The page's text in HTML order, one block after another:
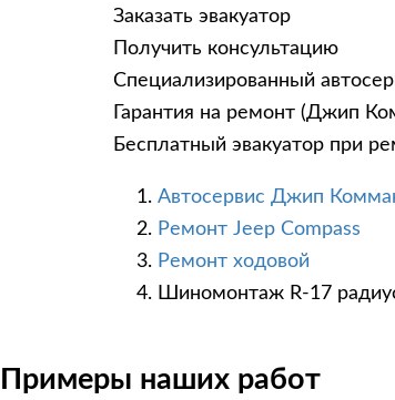
Заказать эвакуатор
Получить консультацию
Специализированный
Гарантия на ремонт (Джип
Бесплатный эвакуатор при
Автосервис Джип
Ремонт Jeep Compass
Ремонт ходовой
Шиномонтаж R-17
Примеры наших работ